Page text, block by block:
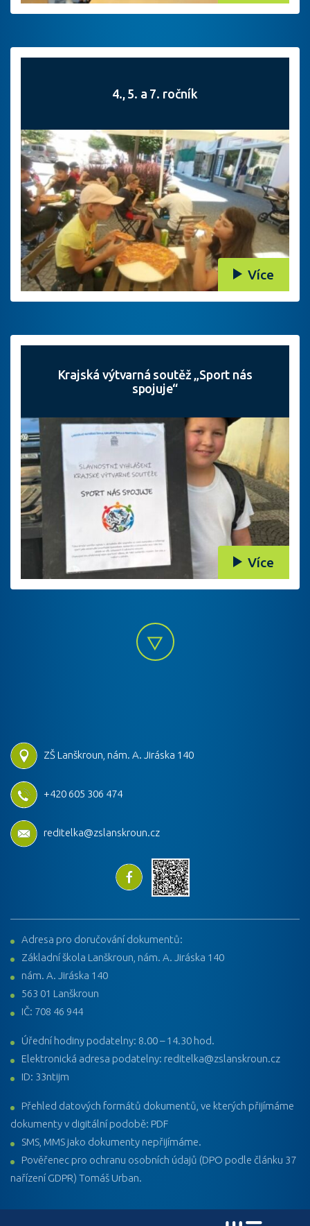
4., 5. a 7. ročník
Více
Krajská výtvarná soutěž „Sport nás
spojuje“
Více
ZŠ Lanškroun, nám. A. Jiráska 140
+420 605 306 474
reditelka@zslanskroun.cz
Adresa pro doručování dokumentů:
Základní škola Lanškroun, nám. A. Jiráska 140
nám. A. Jiráska 140
563 01 Lanškroun
IČ: 708 46 944
Úřední hodiny podatelny: 8.00 – 14.30 hod.
Elektronická adresa podatelny: reditelka@zslanskroun.cz
ID: 33ntijm
Přehled datových formátů dokumentů, ve kterých přijímáme
dokumenty v digitální podobě: PDF
SMS, MMS jako dokumenty nepřijímáme.
Pověřenec pro ochranu osobních údajů (DPO podle článku 37
nařízení GDPR) Tomáš Urban.